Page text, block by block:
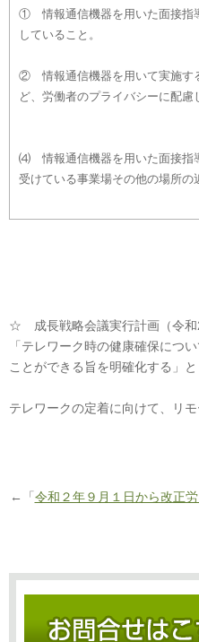
① 情報通信機器を用いた面接指
していること。
② 情報通信機器を用いて実施す
ど、労働者のプライバシーに配慮
⑷ 情報通信機器を用いた面接指
受けている事業場その他の場所
☆ 成長戦略会議実行計画（令和
「テレワーク時の健康確保につ
ことができる旨を明確化する」と
テレワークの定着に向けて、リ
←「 令和２年９月１日から改正